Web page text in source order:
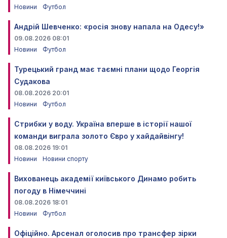
Новини
Футбол
Андрій Шевченко: «росія знову напала на Одесу!»
09.08.2026 08:01
Новини
Футбол
Турецький гранд має таємні плани щодо Георгія
Судакова
08.08.2026 20:01
Новини
Футбол
Стрибки у воду. Україна вперше в історії нашої
команди виграла золото Євро у хайдайвінгу!
08.08.2026 19:01
Новини
Новини спорту
Вихованець академії київського Динамо робить
погоду в Німеччині
08.08.2026 18:01
Новини
Футбол
Офіційно. Арсенал оголосив про трансфер зірки